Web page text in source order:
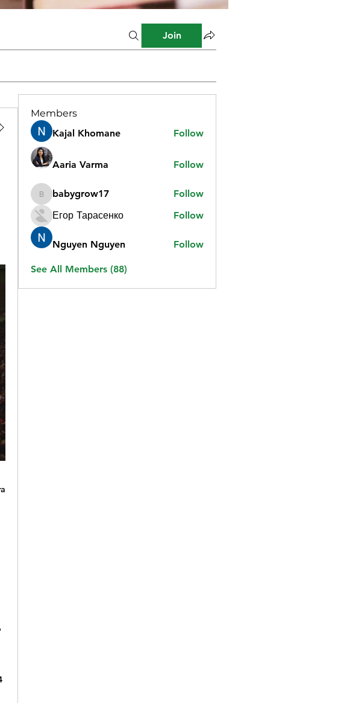
Join
Members
Kajal Khomane
Follow
Aaria Varma Follow
babygrow17
babygrow17
Follow
Егор Тарасенко
Follow
Nguyen Nguyen Follow
See All Members (88)